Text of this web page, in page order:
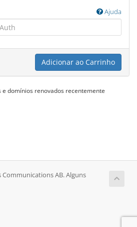
Ajuda
Adicionar ao Carrinho
e domínios renovados recentemente
AB. Alguns